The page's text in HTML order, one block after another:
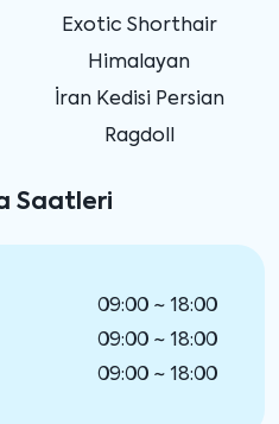
Exotic Shorthair
Himalayan
İran Kedisi Persian
Ragdoll
Saatleri
09:00 ~ 18:00
09:00 ~ 18:00
09:00 ~ 18:00